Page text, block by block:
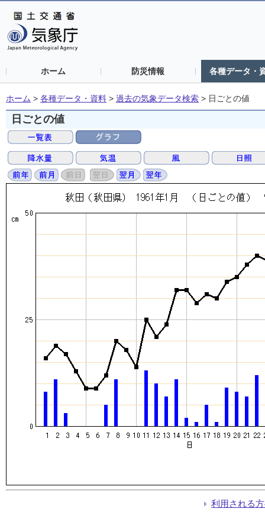
ホーム 防災情報 各種データ・
ホーム > 各種データ・資料 > 過去の気象データ検索 > 日ごとの値
日ごとの値
利用される